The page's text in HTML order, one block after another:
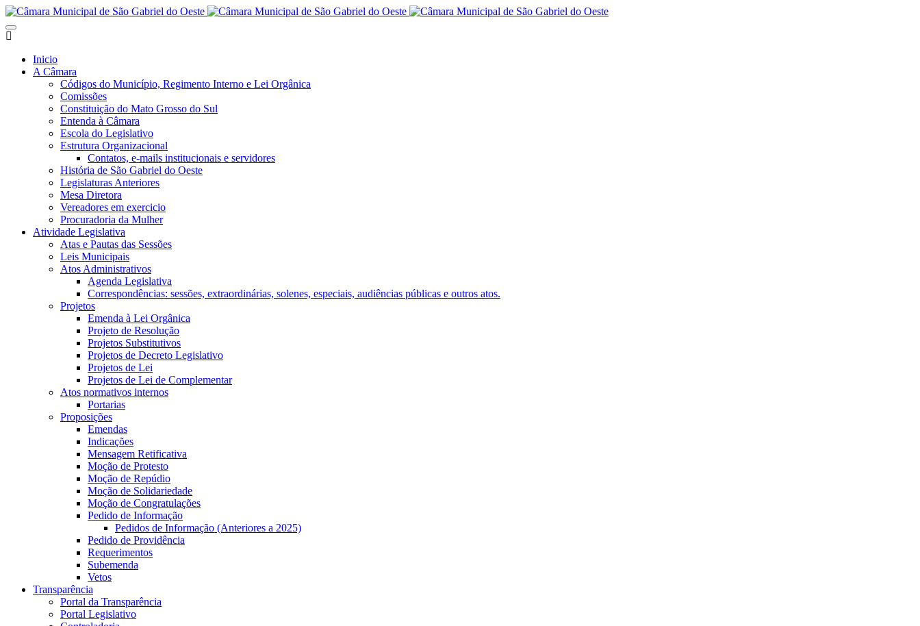
Inicio
A Câmara
Códigos do Município, Regimento Interno e Lei Orgânica
Comissões
Constituição do Mato Grosso do Sul
Entenda à Câmara
Escola do Legislativo
Estrutura Organizacional
Contatos, e-mails institucionais e servidores
História de São Gabriel do Oeste
Legislaturas Anteriores
Mesa Diretora
Vereadores em exercicio
Procuradoria da Mulher
Atividade Legislativa
Atas e Pautas das Sessões
Leis Municipais
Atos Administrativos
Agenda Legislativa
Correspondências: sessões, extraordinárias, solenes, especiais, audiências públicas e outros atos.
Projetos
Emenda à Lei Orgânica
Projeto de Resolução
Projetos Substitutivos
Projetos de Decreto Legislativo
Projetos de Lei
Projetos de Lei de Complementar
Atos normativos internos
Portarias
Proposições
Emendas
Indicações
Mensagem Retificativa
Moção de Protesto
Moção de Repúdio
Moção de Solidariedade
Moção de Congratulações
Pedido de Informação
Pedidos de Informação (Anteriores a 2025)
Pedido de Providência
Requerimentos
Subemenda
Vetos
Transparência
Portal da Transparência
Portal Legislativo